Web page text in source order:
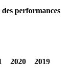
performances
2020
2019